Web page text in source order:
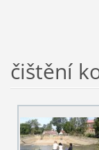
čištění